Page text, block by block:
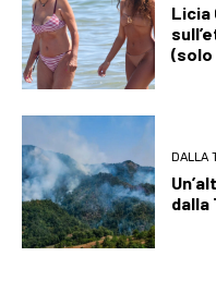
Licia
(solo
DALLA
dalla